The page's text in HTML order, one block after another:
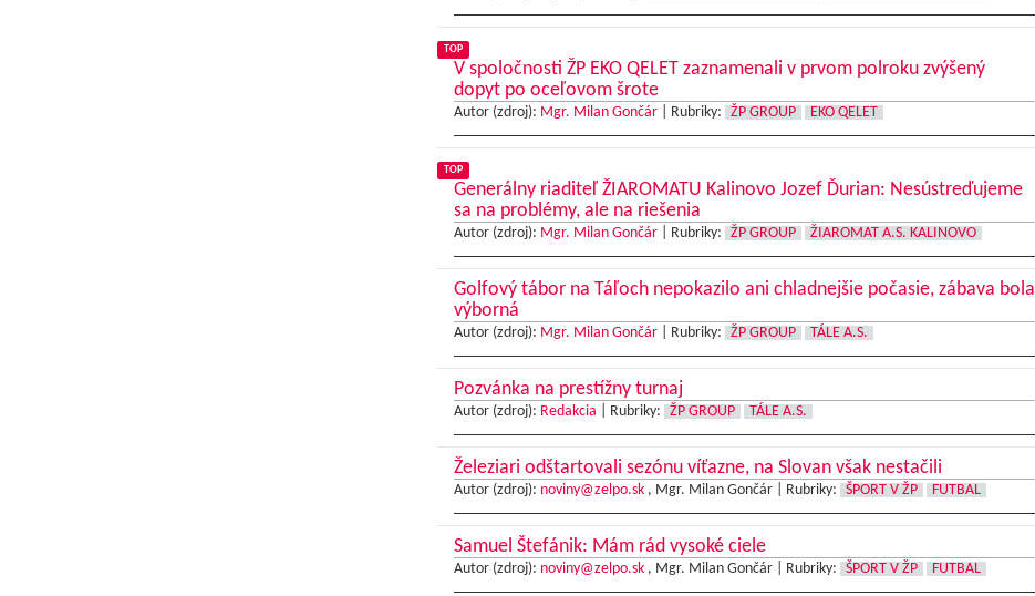
TOP
V spoločnosti ŽP EKO QELET zaznamenali v prvom polroku zvýšený
dopyt po oceľovom šrote
Autor (zdroj): Mgr. Milan Gončár| Rubriky: ŽP GROUP EKO QELET
TOP
Generálny riaditeľ ŽIAROMATU Kalinovo Jozef Ďurian: Nesústreďujeme
sa na problémy, ale na riešenia
Autor (zdroj): Mgr. Milan Gončár| Rubriky: ŽP GROUP ŽIAROMAT A.S. KALINOVO
Golfový tábor na Táľoch nepokazilo ani chladnejšie počasie, zábava bola
výborná
Autor (zdroj): Mgr. Milan Gončár| Rubriky: ŽP GROUP TÁLE A.S.
Pozvánka na prestížny turnaj
Autor (zdroj): Redakcia Rubriky: ŽP GROUP TÁLE A.S.
Železiari odštartovali sezónu víťazne, na Slovan však nestačili
Autor (zdroj): noviny@zelpo.sk, Mgr. Milan Gončár | Rubriky: ŠPORT V ŽP FUTBAL
Samuel Štefánik: Mám rád vysoké ciele
Autor (zdroj): noviny@zelpo.sk, Mgr. Milan Gončár | Rubriky: ŠPORT V ŽP FUTBAL